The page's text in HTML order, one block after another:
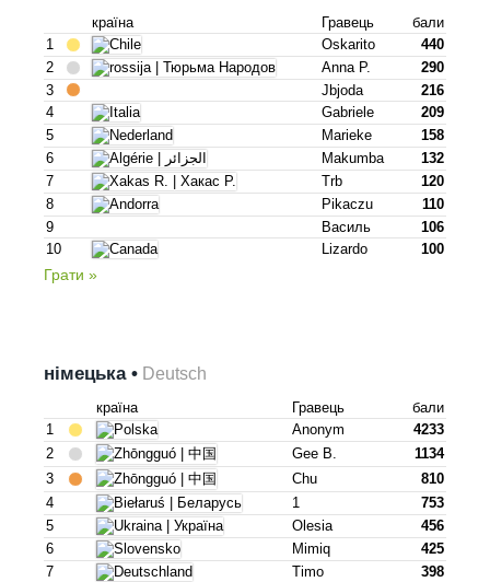
країна Гравець
бали
1
Oskarito
440
2
Anna P.
290
3
Jbjoda
216
4
Gabriele
209
5
Marieke
158
6
Makumba
132
7
Trb
120
8
Pikaczu
110
9
Василь
106
10
Lizardo 100
Грати »
німецька • Deutsch
країна Гравець
бали
1
Anonym
4233
2
Gee B.
1134
3
Chu
810
4
1
753
5
Olesia
456
6
Mimiq
425
7
Timo
398